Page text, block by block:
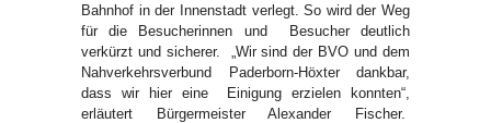
Bahnhof in der Innenstadt verlegt. So wird der Weg
für die Besucherinnen und Besucher deutlich
verkürzt und sicherer. „Wir sind der BVO und dem
Nahverkehrsverbund Paderborn-Höxter dankbar,
dass wir hier eine Einigung erzielen konnten“,
erläutert Bürgermeister Alexander Fischer.